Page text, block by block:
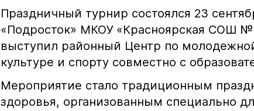
Праздничный турнир состоялся 23
«Подросток» МКОУ «Красноярская СОШ №
выступил районный Центр по
культуре и спорту совместно с
Мероприятие стало традиционным
здоровья, организованным специально